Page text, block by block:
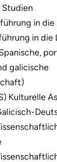
in
in
galicische
Kulturelle